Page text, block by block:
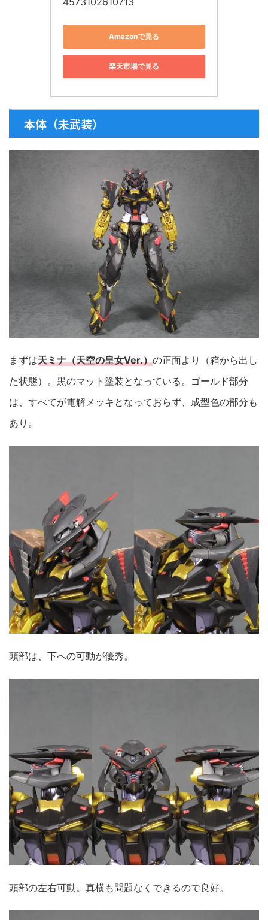
Amazonで見る
楽天市場で見る
本体（未武装）
まずは天ミナ（天空の皇女Ver.）の正面より（箱から出し
た状態）。黒のマット塗装となっている。ゴールド部分
は、すべてが電解メッキとなっておらず、成型色の部分も
あり。
頭部は、下への可動が優秀。
頭部の左右可動。真横も問題なくできるので良好。